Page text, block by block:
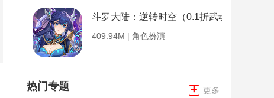
斗罗大陆：逆转时空（0.1折武魂觉醒）
409.94M | 角色扮演
热门专题 + 更多